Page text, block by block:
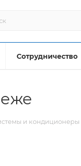
Сотрудничество
и кондиционеры